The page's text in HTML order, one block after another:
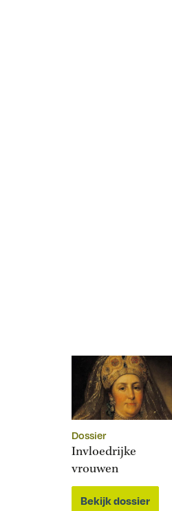
Dossier
Invloedrijke
vrouwen
Bekijk dossier